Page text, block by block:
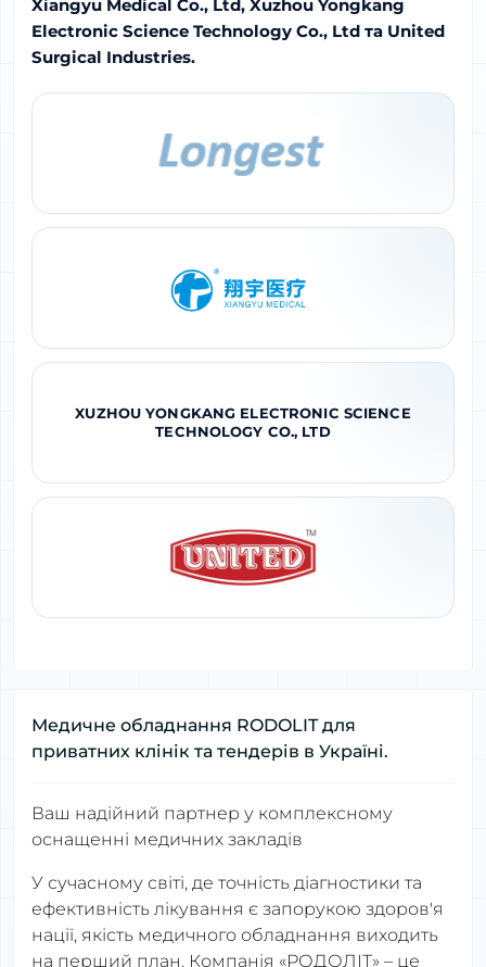
Xiangyu Medical Co., Ltd, Xuzhou Yongkang
Electronic Science Technology Co., Ltd та United
Surgical Industries.
XUZHOU YONGKANG ELECTRONIC SCIENCE
TECHNOLOGY CO., LTD
Медичне обладнання RODOLIT для
приватних клінік та тендерів в Україні.
Ваш надійний партнер у комплексному
оснащенні медичних закладів
У сучасному світі, де точність діагностики та
ефективність лікування є запорукою здоров'я
нації, якість медичного обладнання виходить
на перший план. Компанія «РОДОЛІТ» – це